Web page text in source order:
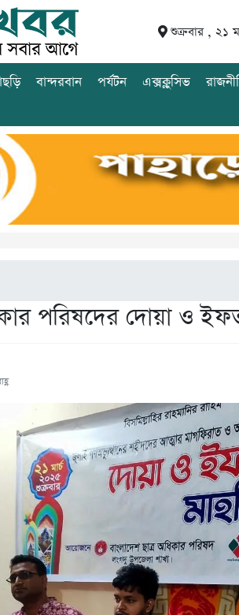
শুক্রবার , ২১
বান্দরবান পর্যটন এক্সক্লুসিভ
পরিষদের দোয়া ও